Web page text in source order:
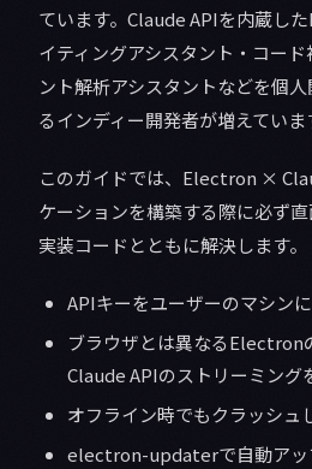
ています。Claude APIを内蔵し
イティングアシスタント・コー
ント解析アシスタントなどを個
るインディー開発者が増えていま
このガイドでは、Electron ×
ケーションを構築する際に必ず直
実装コードとともに解決します。
APIキーをユーザーのマシン
ブラウザとは異なるElectron
Claude APIのストリーミング
オフライン時でもクラッシュ
electron-updaterで自動アッ